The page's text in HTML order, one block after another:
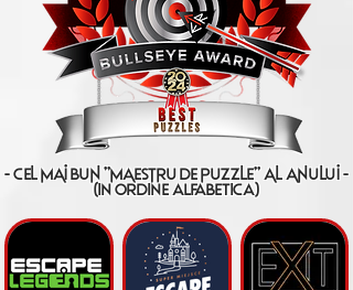
- cel mai bun "maestru de puzzle" al anului -
(IN ORDINE ALFABETICA)